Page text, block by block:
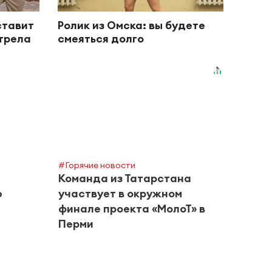
Ролик из Омска: вы будете
смеяться долго
#Горячие новости
Команда из Татарстана
участвует в окружном
финале проекта «МолоТ» в
Перми